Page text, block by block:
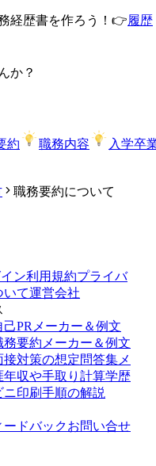
経歴書を作ろう！ 👉履歴
か？
約 職務内容
入学卒
職務要約について
ン利用規約プライバ
いて運営会社
己PRメーカー＆例文
務要約メーカー＆例文
接対策の想定問答集メ
年収や手取り計算学歴
ニ印刷手順の解説
ドバックお問い合せ